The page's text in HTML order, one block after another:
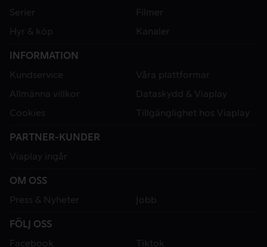
Serier
Filmer
Hyr & köp
Kanaler
INFORMATION
Kundservice
Våra plattformar
Allmänna villkor
Dataskydd & Viaplay
Cookies
Tillgänglighet hos Viaplay
PARTNER-KUNDER
Viaplay ingår
OM OSS
Press & Nyheter
Jobb
FÖLJ OSS
Facebook
Tiktok